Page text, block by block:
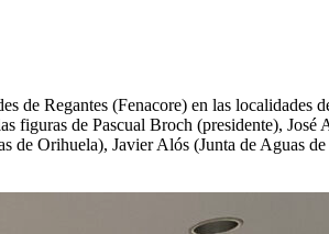
de Regantes (Fenacore) en las localidades
figuras de Pascual Broch (presidente),
Orihuela), Javier Alós (Junta de Aguas